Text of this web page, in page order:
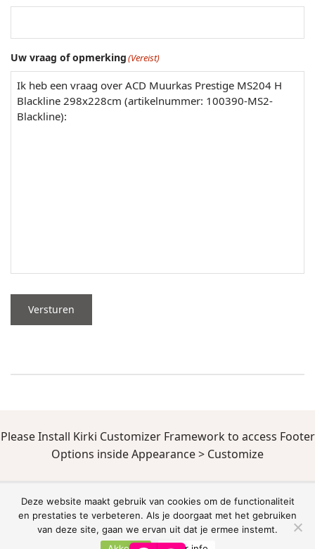
Uw vraag of opmerking(Vereist)
Versturen
Please Install Kirki Customizer Framework to access Footer
Options inside Appearance > Customize
gebaseerd op 346 reviews.
Deze website maakt gebruik van cookies om de functionaliteit
en prestaties te verbeteren. Als je doorgaat met het gebruiken
van deze site, gaan we ervan uit dat je ermee instemt.